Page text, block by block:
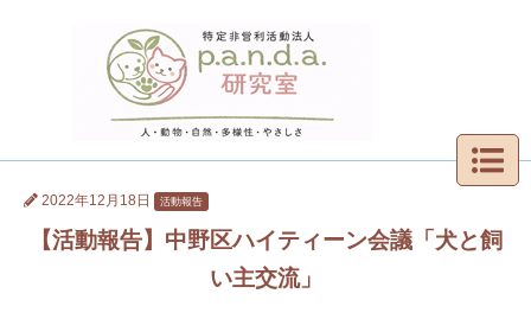
2022年12月18日 活動報告
【活動報告】中野区ハイティーン会議「犬と飼
い主交流」